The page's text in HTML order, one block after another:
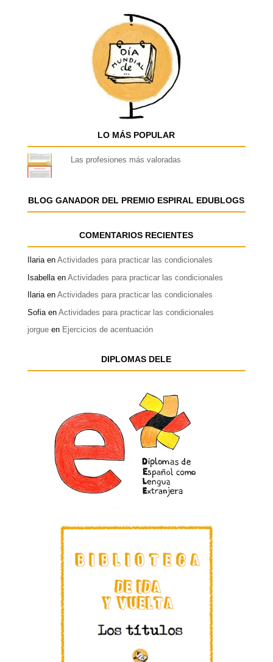
LO MÁS POPULAR
Las profesiones más valoradas
BLOG GANADOR DEL PREMIO ESPIRAL EDUBLOGS
COMENTARIOS RECIENTES
Ilariaen Actividades para practicar las condicionales
Isabellaen Actividades para practicar las condicionales
Ilariaen Actividades para practicar las condicionales
Sofiaen Actividades para practicar las condicionales
jorgueen Ejercicios de acentuación
DIPLOMAS DELE